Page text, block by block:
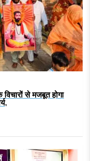
से मजबूत होगा